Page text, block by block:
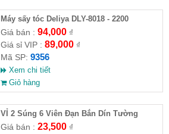
Máy sấy tóc Deliya DLY-8018 - 2200
Giá bán : 94,000₫
Giá sỉ VIP : 89,000₫
Mã SP: 9356
Xem chi tiết
Giỏ hàng
VỈ 2 Súng 6 Viên Đạn Bắn Dín Tường
Giá bán : 23,500₫